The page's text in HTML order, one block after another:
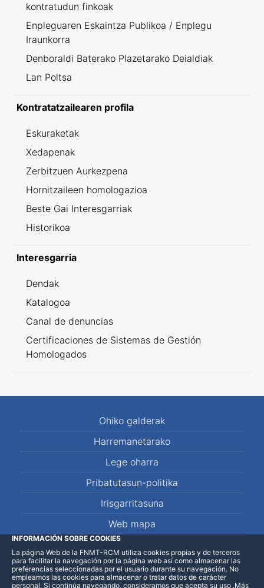
kontratudun finkoak
Enpleguaren Eskaintza Publikoa / Enplegu
Iraunkorra
Denboraldi Baterako Plazetarako Deialdiak
Lan Poltsa
Kontratatzailearen profila
Eskuraketak
Xedapenak
Zerbitzuen Aurkezpena
Hornitzaileen homologazioa
Beste Gai Interesgarriak
Historikoa
Interesgarria
Dendak
Katalogoa
Canal de denuncias
Certificaciones de Sistemas de Gestión
Homologados
Ohiko galderak
Harremanetarako
Lege oharra
Pribatutasun-politika
Irisgarritasuna
Web mapa
LinkedInFacebookWhatsApp
INFORMACIÓN SOBRE COOKIES
La página Web de la FNMT-RCM utiliza cookies propias y de terceros
para facilitar la navegación por la página web así como almacenar las
preferencias seleccionadas por el usuario durante su navegación. No
empleamos las cookies para almacenar o tratar datos de carácter
personal. Si continúa navegando, consideramos que acepta su uso .Más